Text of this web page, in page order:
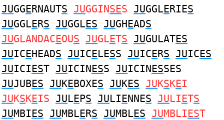
JUGGERNAUTS JUGGINSES JUGGLERIES
JUGGLERS JUGGLES JUGHEADS
JUGLANDACEOUS JUGLETS JUGULATES
JUICEHEADS JUICELESS JUICERS JUICES
JUICIEST JUICINESS JUICINESSES
JUJUBES JUKEBOXES JUKES JUKSKEI
JUKSKEIS JULEPS JULIENNES JULIETS
JUMBIES JUMBLERS JUMBLES JUMBLIEST